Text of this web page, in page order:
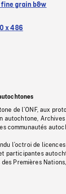
grain b&w
x 486
de l’ONF, aux
autochtone,
communautés
l’octroi de
participantes
Premières